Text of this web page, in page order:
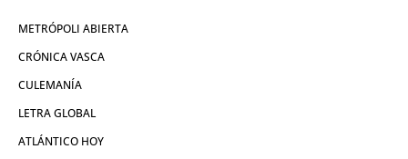
METRÓPOLI ABIERTA
CRÓNICA VASCA
CULEMANÍA
LETRA GLOBAL
ATLÁNTICO HOY